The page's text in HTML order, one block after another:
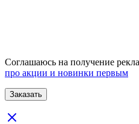
Соглашаюсь на получение
про акции и новинки первым